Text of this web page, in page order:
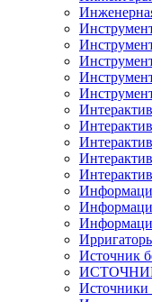
Источник
Источники